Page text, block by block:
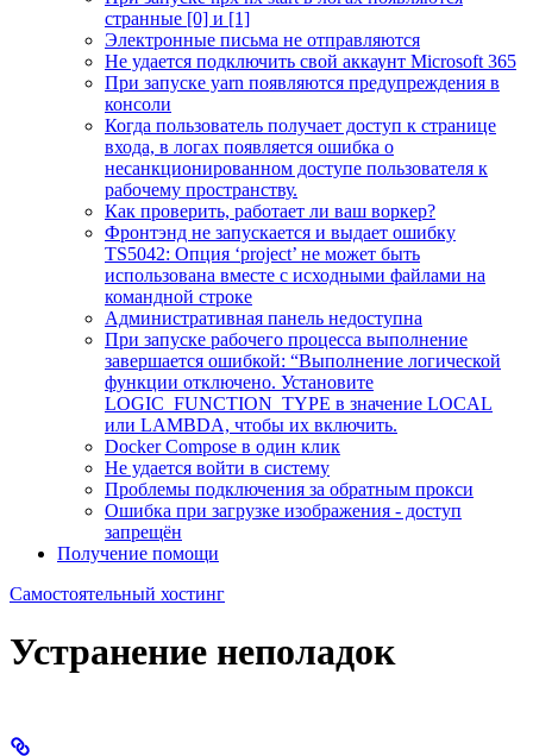
странные [0] и [1]
Электронные письма не отправляются
Не удается подключить свой аккаунт Microsoft 365
При запуске yarn появляются предупреждения в
консоли
Когда пользователь получает доступ к странице
входа, в логах появляется ошибка о
несанкционированном доступе пользователя к
рабочему пространству.
Как проверить, работает ли ваш воркер?
Фронтэнд не запускается и выдает ошибку
TS5042: Опция ‘project’ не может быть
использована вместе с исходными файлами на
командной строке
Административная панель недоступна
При запуске рабочего процесса выполнение
завершается ошибкой: “Выполнение логической
функции отключено. Установите
LOGIC_FUNCTION_TYPE в значение LOCAL
или LAMBDA, чтобы их включить.
Docker Compose в один клик
Не удается войти в систему
Проблемы подключения за обратным прокси
Ошибка при загрузке изображения - доступ
запрещён
Получение помощи
Самостоятельный хостинг
Устранение неполадок